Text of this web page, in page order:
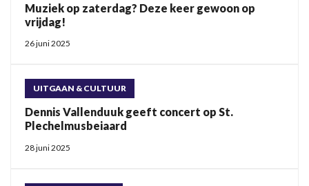
Muziek op zaterdag? Deze keer gewoon op
vrijdag!
26 juni 2025
UITGAAN & CULTUUR
Dennis Vallenduuk geeft concert op St.
Plechelmusbeiaard
28 juni 2025